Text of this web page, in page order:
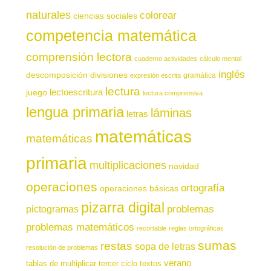
naturales ciencias sociales colorear
competencia matemática
comprensión lectora cuaderno actividades cálculo mental
descomposición divisiones expresión escrita gramática inglés
juego lectoescritura lectura lectura comprensiva
lengua primaria letras láminas
matemáticas matemáticas
primaria multiplicaciones navidad
operaciones operaciones básicas ortografía
pictogramas pizarra digital problemas
problemas matemáticos recortable reglas ortográficas
resolución de problemas restas sopa de letras sumas
tablas de multiplicar tercer ciclo textos verano